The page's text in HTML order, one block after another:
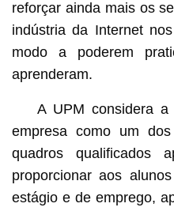
reforçar ainda mais os
indústria da Internet
modo a poderem
aprenderam.
A UPM considera a
empresa como um
quadros qualificados
proporcionar aos
estágio e de emprego,